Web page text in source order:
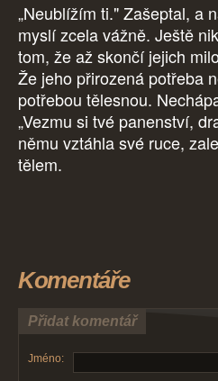
„Neublížím ti." Zašeptal, a
myslí zcela vážně. Ještě
tom, že až skončí jejich
Že jeho přirozená potřeba
potřebou tělesnou.
„Vezmu si tvé panenství,
němu vztáhla své ruce,
tělem.
Komentáře
Přidat komentář
Jméno: